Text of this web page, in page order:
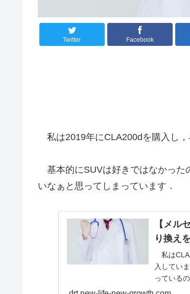
Twitter Facebook
私は2019年にCLA200dを購入し，
基本的にSUVは好きではなかった
いなぁと思ってしまっています．
【メル
り換え
私は
入してい
っている